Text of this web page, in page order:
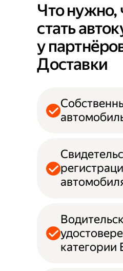
Что нужно,
стать
у
Доставки
категории